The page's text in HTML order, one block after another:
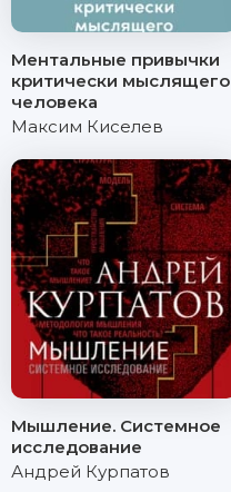
Ментальные привычки
критически мыслящего
человека
Максим Киселев
Мышление. Системное
исследование
Андрей Курпатов